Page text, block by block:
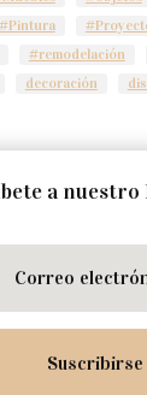
#Pintura
#remodelación
decoración
a
Suscribirse